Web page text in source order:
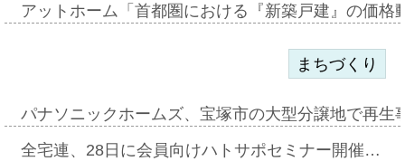
アットホーム「首都圏における『新築戸建』の価
まちづくり
パナソニックホームズ、宝塚市の大型分譲地で再
全宅連、28日に会員向けハトサポセミナー開催…